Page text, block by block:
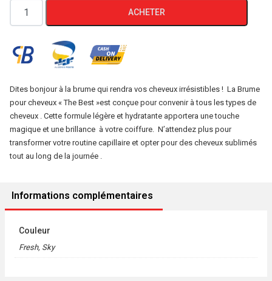
quantité
de
Splash
pour
cheveux)
Unisex
125ml
ACHETER
Dites bonjour à la brume qui rendra vos cheveux irrésistibles ! La Brume
pour cheveux « The Best »est conçue pour convenir à tous les types de
cheveux . Cette formule légère et hydratante apportera une touche
magique et une brillance à votre coiffure. N’attendez plus pour
transformer votre routine capillaire et opter pour des cheveux sublimés
tout au long de la journée .
Informations complémentaires
Couleur
Fresh, Sky